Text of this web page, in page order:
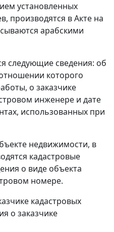
установленных
производятся в Акте на
арабскими
следующие сведения: об
которого
о заказчике
инженере и дате
использованных при
недвижимости, в
кадастровые
о виде объекта
номере.
кадастровых
о заказчике